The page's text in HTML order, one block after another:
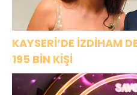
KAYSERİ’DE İZDİHAM
195 BİN KİŞİ